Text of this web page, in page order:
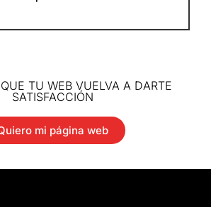
TU WEB VUELVA A DARTE
SATISFACCIÓN
mi página web